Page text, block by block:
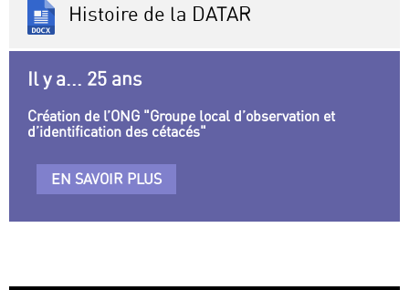
Histoire de la DATAR
Il y a... 25 ans
Création de l’ONG "Groupe local d’observation et
d’identification des cétacés"
EN SAVOIR PLUS